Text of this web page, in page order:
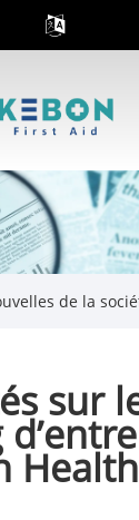
de la
sur